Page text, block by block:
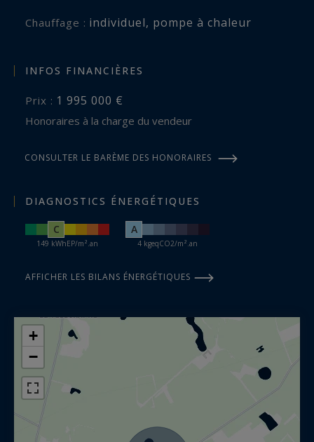
Chauffage : individuel, pompe à chaleur
INFOS FINANCIÈRES
Prix : 1 995 000 €
Honoraires à la charge du vendeur
CONSULTER LE BARÈME DES HONORAIRES
DIAGNOSTICS ÉNERGÉTIQUES
C
149 kWhEP/m².an
A
4 kgeqCO2/m².an
AFFICHER LES BILANS ÉNERGÉTIQUES
+
−